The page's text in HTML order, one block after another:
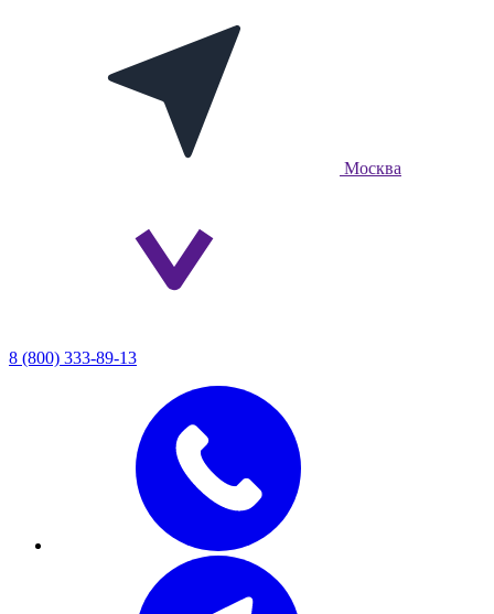
Москва
8 (800) 333-89-13